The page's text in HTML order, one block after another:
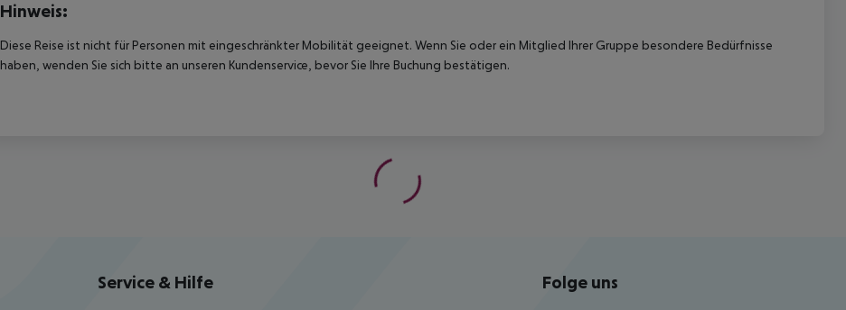
Hinweis:
Diese Reise ist nicht für Personen mit eingeschränkter Mobilität geeignet. Wenn Sie oder ein Mitglied Ihrer Gruppe besondere Bedürfnisse
haben, wenden Sie sich bitte an unseren Kundenservice, bevor Sie Ihre Buchung bestätigen.
Service & Hilfe Folge uns